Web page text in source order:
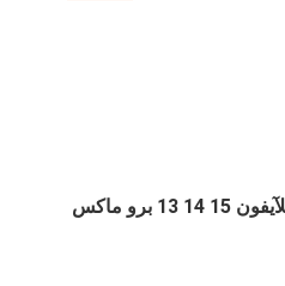
ركن الهواء المقاوم للصدمات TPU واضحة بطاقة الكمبيوتر الكمبيوتر فتحة الغطاء الخلفي للآيفون 15 14 13 برو ماكس